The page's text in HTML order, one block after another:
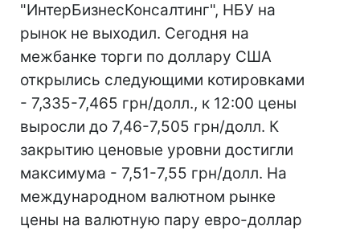
"ИнтерБизнесКонсалтинг", НБУ на
рынок не выходил. Сегодня на
межбанке торги по доллару США
открылись следующими котировками
- 7,335-7,465 грн/долл., к 12:00 цены
выросли до 7,46-7,505 грн/долл. К
закрытию ценовые уровни достигли
максимума - 7,51-7,55 грн/долл. На
международном валютном рынке
цены на валютную пару евро-доллар